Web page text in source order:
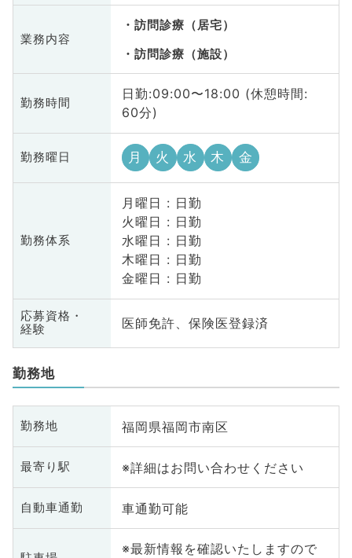
業務内容
訪問診療（居宅）
訪問診療（施設）
勤務時間
日勤:09:00〜18:00 (休憩時間:
60分)
勤務曜日 月 火 水 木 金
勤務体系
月曜日 : 日勤
火曜日 : 日勤
水曜日 : 日勤
木曜日 : 日勤
金曜日 : 日勤
応募資格・
経験
医師免許、保険医登録済
勤務地
勤務地 福岡県福岡市南区
最寄り駅 ※詳細はお問い合わせください
自動車通勤 車通勤可能
※最新情報を確認いたしますので